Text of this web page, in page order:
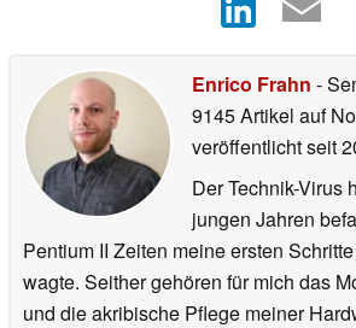
Enrico Frahn -
9145 Artikel auf
veröffentlichtseit
Der Technik-Virus
jungen Jahren
Pentium II Zeiten meine ersten
wagte. Seither gehören für mich das
und die akribische Pflege meiner